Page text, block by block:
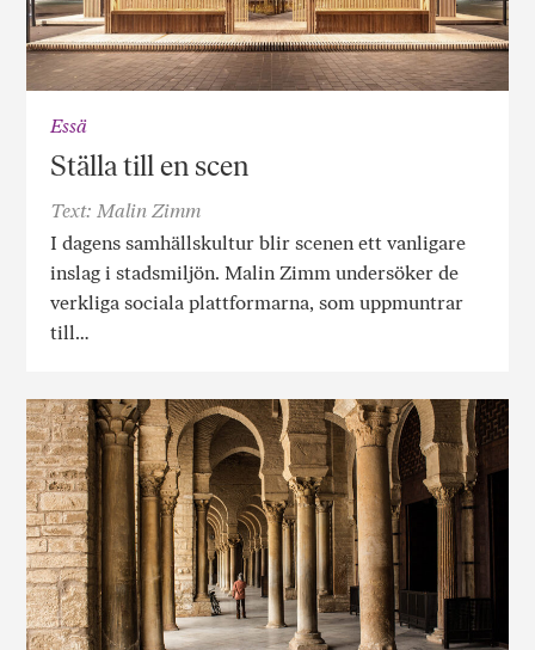
Essä
Ställa till en scen
Text: Malin Zimm
I dagens samhällskultur blir scenen ett vanligare
inslag i stadsmiljön. Malin Zimm undersöker de
verkliga sociala plattformarna, som uppmuntrar
till…